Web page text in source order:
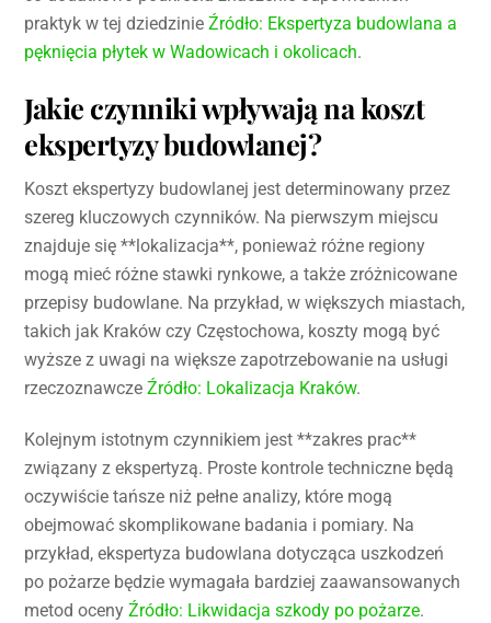
praktyk w tej dziedzinieŹródło: Ekspertyza budowlana a
pęknięcia płytek w Wadowicach i okolicach.
Jakie czynniki wpływają na koszt
ekspertyzy budowlanej?
Koszt ekspertyzy budowlanej jest determinowany przez
szereg kluczowych czynników. Na pierwszym miejscu
znajduje się **lokalizacja**, ponieważ różne regiony
mogą mieć różne stawki rynkowe, a także zróżnicowane
przepisy budowlane. Na przykład, w większych miastach,
takich jak Kraków czy Częstochowa, koszty mogą być
wyższe z uwagi na większe zapotrzebowanie na usługi
rzeczoznawczeŹródło: Lokalizacja Kraków.
Kolejnym istotnym czynnikiem jest **zakres prac**
związany z ekspertyzą. Proste kontrole techniczne będą
oczywiście tańsze niż pełne analizy, które mogą
obejmować skomplikowane badania i pomiary. Na
przykład, ekspertyza budowlana dotycząca uszkodzeń
po pożarze będzie wymagała bardziej zaawansowanych
metod ocenyŹródło: Likwidacja szkody po pożarze.